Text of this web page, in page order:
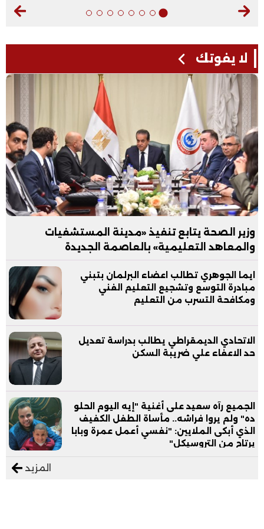
لا يفوتك
وزير الصحة يتابع تنفيذ «مدينة المستشفيات
والمعاهد التعليمية» بالعاصمة الجديدة
ايما الجوهري تطالب اعضاء البرلمان بتبني
مبادرة التوسع وتشجيع التعليم الفني
ومكافحة التسرب من التعليم
الاتحادي الديمقراطي يطالب بدراسة تعديل
حد الاعفاء علي ضريبة السكن
الجميع رآه سعيد على أغنية "إيه اليوم الحلو
ده" ولم يروا فراشه.. مأساة الطفل الكفيف
الذي أبكى الملايين: "نفسي أعمل عمرة وبابا
يرتاح من التروسيكل"
المزيد